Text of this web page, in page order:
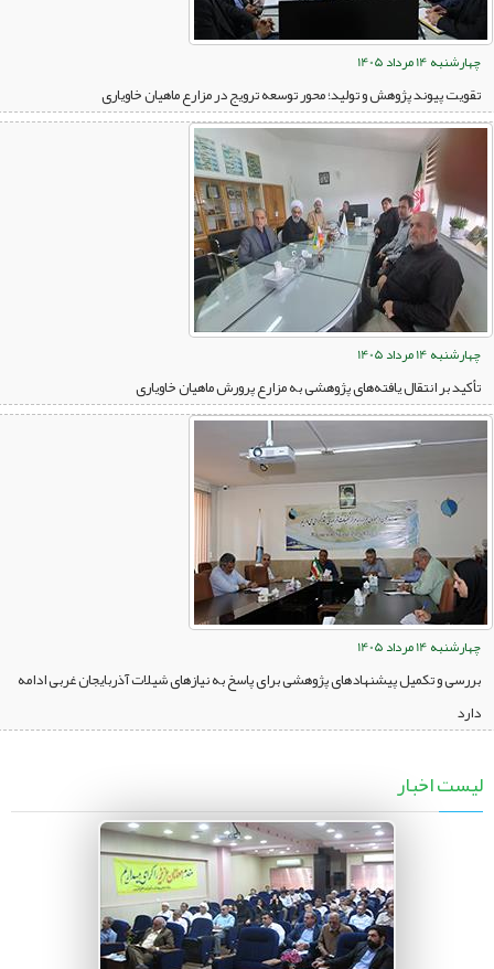
چهارشنبه 14 مرداد 1405
تقویت پیوند پژوهش و تولید؛ محور توسعه ترویج در مزارع ماهیان خاویاری
چهارشنبه 14 مرداد 1405
تأکید بر انتقال یافته‌های پژوهشی به مزارع پرورش ماهیان خاویاری
چهارشنبه 14 مرداد 1405
بررسی و تکمیل پیشنهادهای پژوهشی برای پاسخ به نیازهای شیلات آذربایجان غربی ادامه
دارد
لیست اخبار